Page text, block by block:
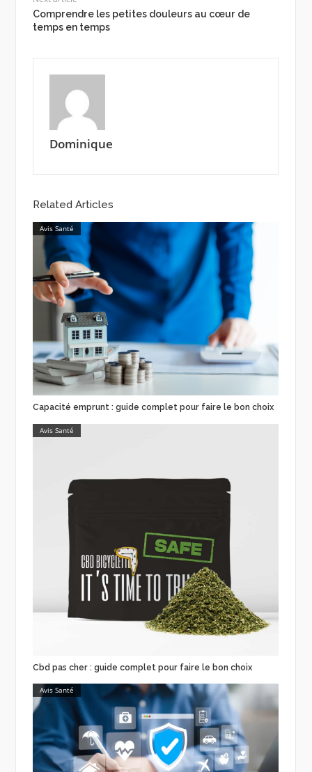
Comprendre les petites douleurs au cœur de
temps en temps
Dominique
Related Articles
Avis Santé
Capacité emprunt : guide complet pour faire le bon choix
Avis Santé
Cbd pas cher : guide complet pour faire le bon choix
Avis Santé